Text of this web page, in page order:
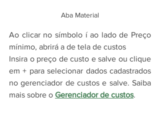
Aba Material
Ao clicar no símbolo í ao lado de Preço
mínimo, abrirá a de tela de custos
Insira o preço de custo e salve ou clique
em + para selecionar dados cadastrados
no gerenciador de custos e salve. Saiba
mais sobre o Gerenciador de custos.